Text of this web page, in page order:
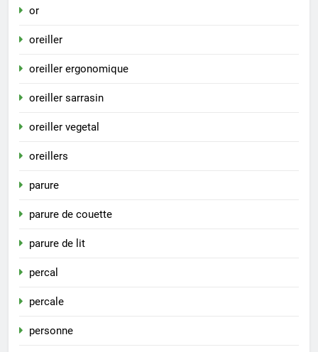
or
oreiller
oreiller ergonomique
oreiller sarrasin
oreiller vegetal
oreillers
parure
parure de couette
parure de lit
percal
percale
personne